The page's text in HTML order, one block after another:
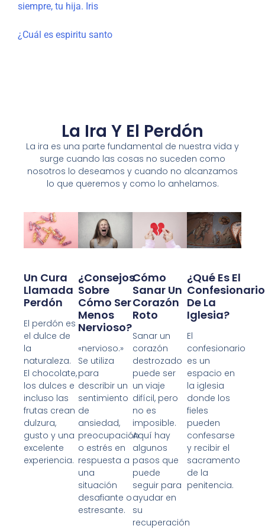
siempre, tu hija. Iris
¿Cuál es espiritu santo
La Ira Y El Perdón
La ira es una parte fundamental de nuestra vida y
surge cuando las cosas no suceden como
nosotros lo deseamos y cuando no alcanzamos
lo que queremos y como lo anhelamos.
Un Cura
Llamada
Perdón
El perdón es
el dulce de
la
naturaleza.
El chocolate,
los dulces e
incluso las
frutas crean
dulzura,
gusto y una
excelente
experiencia.
¿Consejos
Sobre
Cómo Ser
Menos
Nervioso?
«nervioso.»
Se utiliza
para
describir un
sentimiento
de
ansiedad,
preocupación
o estrés en
respuesta a
una
situación
desafiante o
estresante.
Cómo
Sanar Un
Corazón
Roto
Sanar un
corazón
destrozado
puede ser
un viaje
difícil, pero
no es
imposible.
Aquí hay
algunos
pasos que
puede
seguir para
ayudar en
su
recuperación
¿Qué Es El
Confesionario
De La
Iglesia?
El
confesionario
es un
espacio en
la iglesia
donde los
fieles
pueden
confesarse
y recibir el
sacramento
de la
penitencia.